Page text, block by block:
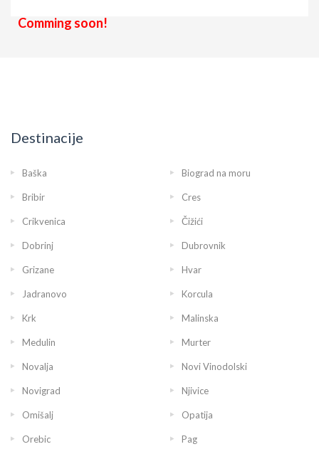
Comming soon!
Destinacije
Baška Biograd na moru
Bribir Cres
Crikvenica Čižići
Dobrinj Dubrovnik
Grizane Hvar
Jadranovo Korcula
Krk Malinska
Medulin Murter
Novalja Novi Vinodolski
Novigrad Njivice
Omišalj Opatija
Orebic Pag